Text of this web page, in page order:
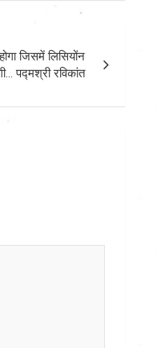
जिसमें लिसियोंन
पद्मश्री रविकांत